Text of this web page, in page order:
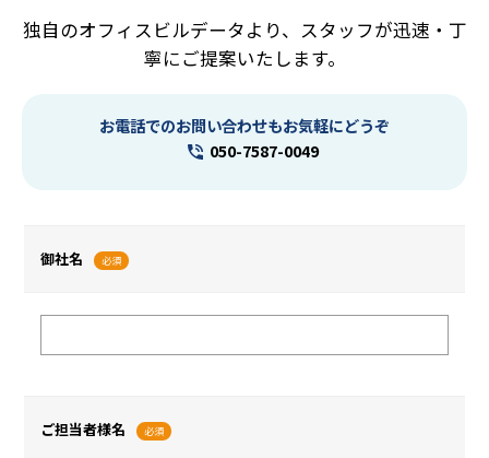
独自のオフィスビルデータより、スタッフが迅速・丁
寧にご提案いたします。
お電話でのお問い合わせもお気軽にどうぞ
050-7587-0049
御社名 必須
ご担当者様名 必須